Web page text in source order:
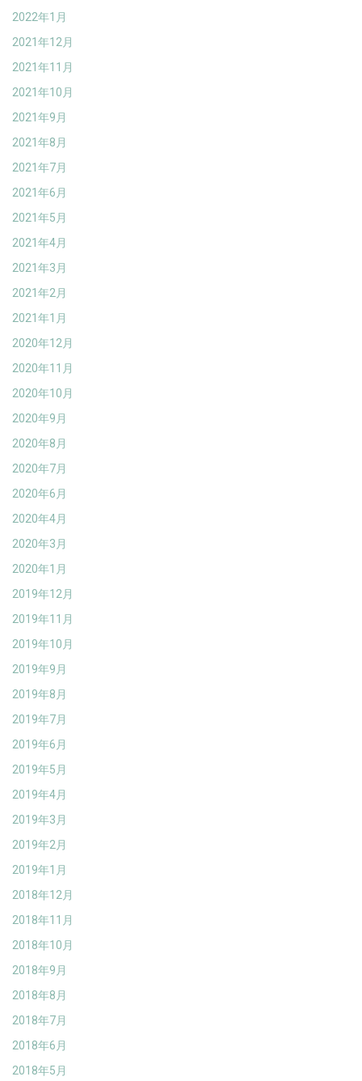
2022年1月
2021年12月
2021年11月
2021年10月
2021年9月
2021年8月
2021年7月
2021年6月
2021年5月
2021年4月
2021年3月
2021年2月
2021年1月
2020年12月
2020年11月
2020年10月
2020年9月
2020年8月
2020年7月
2020年6月
2020年4月
2020年3月
2020年1月
2019年12月
2019年11月
2019年10月
2019年9月
2019年8月
2019年7月
2019年6月
2019年5月
2019年4月
2019年3月
2019年2月
2019年1月
2018年12月
2018年11月
2018年10月
2018年9月
2018年8月
2018年7月
2018年6月
2018年5月